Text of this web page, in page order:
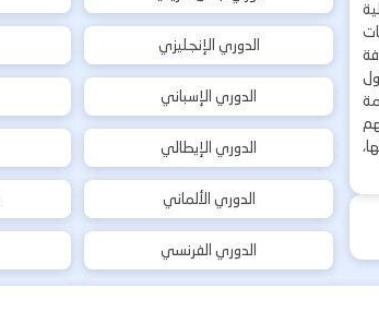
الدوري الإنجليزي
الدوري الإسباني
الدوري الإيطالي
الدوري الألماني
الدوري الفرنسي